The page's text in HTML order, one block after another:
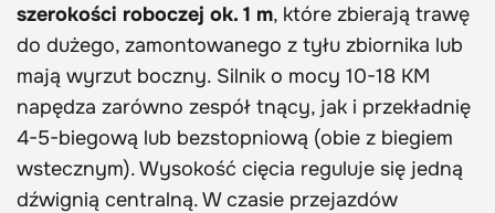
szerokości roboczej ok. 1 m, które zbierają trawę
do dużego, zamontowanego z tyłu zbiornika lub
mają wyrzut boczny. Silnik o mocy 10-18 KM
napędza zarówno zespół tnący, jak i przekładnię
4-5-biegową lub bezstopniową (obie z biegiem
wstecznym). Wysokość cięcia reguluje się jedną
dźwignią centralną. W czasie przejazdów